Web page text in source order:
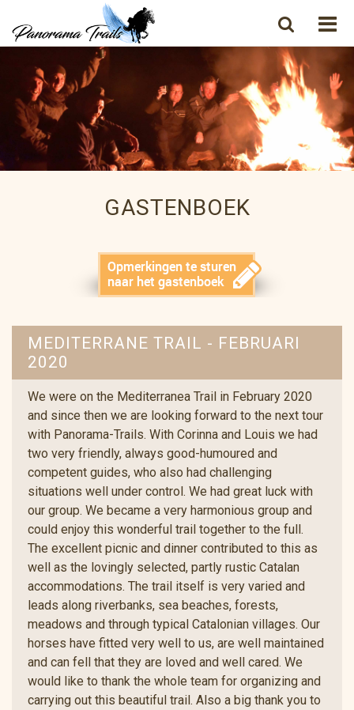
GASTENBOEK
MEDITERRANE TRAIL - FEBRUARI
2020
We were on the Mediterranea Trail in February 2020
and since then we are looking forward to the next tour
with Panorama-Trails. With Corinna and Louis we had
two very friendly, always good-humoured and
competent guides, who also had challenging
situations well under control. We had great luck with
our group. We became a very harmonious group and
could enjoy this wonderful trail together to the full.
The excellent picnic and dinner contributed to this as
well as the lovingly selected, partly rustic Catalan
accommodations. The trail itself is very varied and
leads along riverbanks, sea beaches, forests,
meadows and through typical Catalonian villages. Our
horses have fitted very well to us, are well maintained
and can fell that they are loved and well cared. We
would like to thank the whole team for organizing and
carrying out this beautiful trail. Also a big thank you to